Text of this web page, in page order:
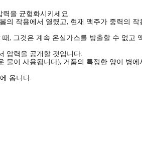
을 균형화시키세요
작용에서 열렸고, 현재 맥주가 중력의
, 그것은 계속 온실가스를 방출할 수 없고
압력을 공개할 것입니다.
이 사용됩니다), 거품의 특정한 양이 병
옵니다.